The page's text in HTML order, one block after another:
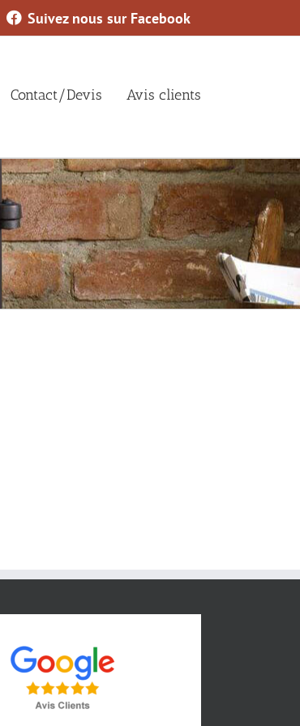
Suivez nous sur Facebook
Contact/Devis Avis clients